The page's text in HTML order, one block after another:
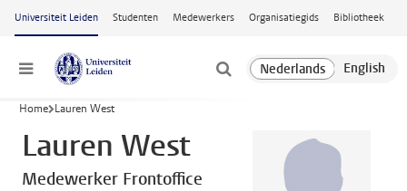
Ga naar hoofdinhoud
Universiteit Leiden Studenten Medewerkers Organisatiegids Bibliotheek
Menu
Home Lauren West
Lauren West
Medewerker Frontoffice